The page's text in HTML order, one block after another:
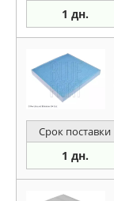
1 дн.
Срок поставки
1 дн.